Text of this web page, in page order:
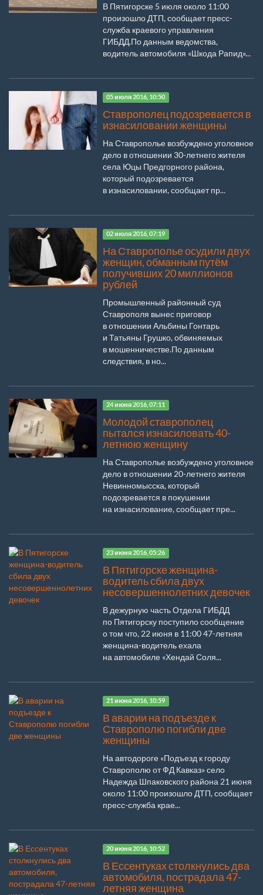
В Пятигорске 5 июля около 11:00
произошло ДТП, сообщает пресс-
служба краевого управления
ГИБДД.По данным ведомства,
водитель автомобиля «Шкода Рапид»...
05 июля 2016, 10:50
Ставрополец подозревается в
изнасиловании женщины
На Ставрополье возбуждено уголовное
дело в отношении 30-летнего жителя
села Юцы Предгорного района,
который подозревается
в изнасиловании, сообщает пр...
02 июля 2016, 07:19
На Ставрополье осудили двух
женщин, обманным путём
получивших 20 миллионов
рублей
Промышленный районный суд
Ставрополя вынес приговор
в отношении Альбины Гонтарь
и Татьяны Грушко, обвиняемых
в мошенничестве.По данным
следствия, в но...
24 июня 2016, 07:11
Молодой ставрополец
пытался изнасиловать 40-
летнюю женщину
На Ставрополье возбуждено уголовное
дело в отношении 20-летнего жителя
Невинномысска, который
подозревается в покушении
на изнасилование, сообщает пре...
23 июня 2016, 05:26
В Пятигорске женщина-
водитель сбила двух
несовершеннолетних девочек
В дежурную часть Отдела ГИБДД
по Пятигорску поступило сообщение
о том что, 22 июня в 11:00 47-летняя
женщина-водитель ехала
на автомобиле «Хендай Соля...
21 июня 2016, 10:59
В аварии на подъезде к
Ставрополю погибли две
женщины
На автодороге «Подъезд к городу
Ставрополю от ФД Кавказ» село
Надежда Шпаковского района 21 июня
около 11:00 произошло ДТП, сообщает
пресс-служба крае...
20 июня 2016, 10:52
В Ессентуках столкнулись два
автомобиля, пострадала 47-
летняя женщина